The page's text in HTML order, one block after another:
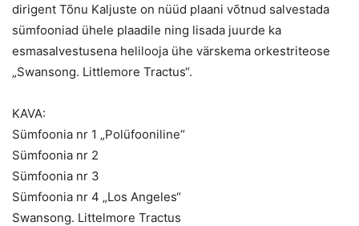
dirigent Tõnu Kaljuste on nüüd plaani võtnud salvestada
sümfooniad ühele plaadile ning lisada juurde ka
esmasalvestusena helilooja ühe värskema orkestriteose
„Swansong. Littlemore Tractus“.
KAVA:
Sümfoonia nr 1 „Polüfooniline“
Sümfoonia nr 2
Sümfoonia nr 3
Sümfoonia nr 4 „Los Angeles“
Swansong. Littelmore Tractus